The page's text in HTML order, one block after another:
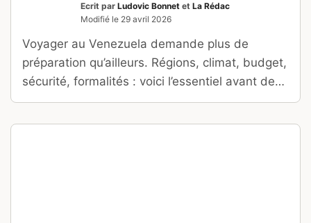
Ecrit par Ludovic Bonnet et La Rédac
Modifié le 29 avril 2026
Voyager au Venezuela demande plus de
préparation qu’ailleurs. Régions, climat, budget,
sécurité, formalités : voici l’essentiel avant de
partir.